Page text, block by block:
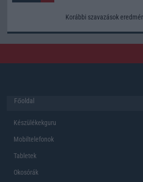
Korábbi szavazások
Főoldal
Készülékekguru
Mobiltelefonok
Tabletek
Okosórák